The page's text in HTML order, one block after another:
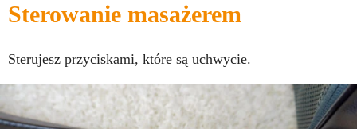
Sterowanie masażerem
Sterujesz przyciskami, które są uchwycie.